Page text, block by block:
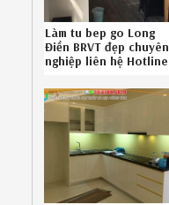
Làm tu bep go Long
Điền BRVT đẹp chuyên
nghiệp liên hệ Hotline
302619K8N